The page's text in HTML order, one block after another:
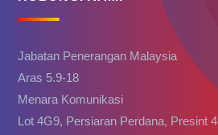
Jabatan Penerangan Malaysia
Aras 5.9-18
Menara Komunikasi
Lot 4G9, Persiaran Perdana, Presint 4